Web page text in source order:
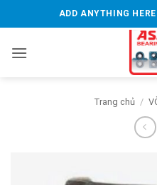
qua
dung
ADD ANYTHING
Trang chủ /